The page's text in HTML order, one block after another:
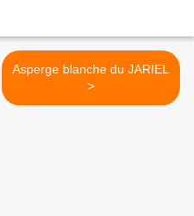
Asperge blanche du JARIEL
>